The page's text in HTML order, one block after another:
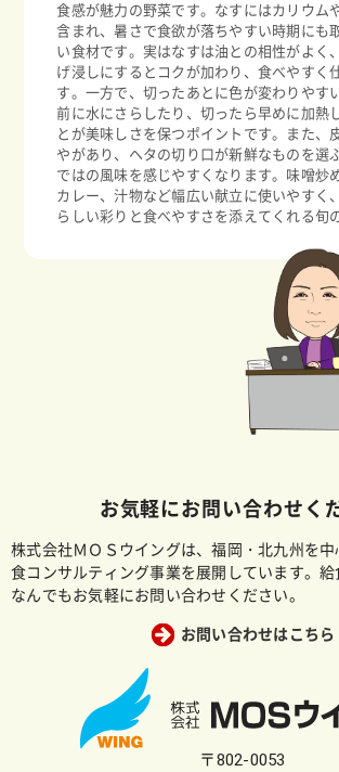
食感が魅力の野菜です。なすにはカリウム
含まれ、暑さで食欲が落ちやすい時期にも
い食材です。実はなすは油との相性がよく
げ浸しにするとコクが加わり、食べやすく
す。一方で、切ったあとに色が変わりやす
前に水にさらしたり、切ったら早めに加熱
とが美味しさを保つポイントです。また、
やがあり、ヘタの切り口が新鮮なものを選
ではの風味を感じやすくなります。味噌炒
カレー、汁物など幅広い献立に使いやすく
らしい彩りと食べやすさを添えてくれる旬
お気軽にお問い合わせく
株式会社ＭＯＳウイングは、福岡・北九州を
食コンサルティング事業を展開しています。給
なんでもお気軽にお問い合わせください。
お問い合わせはこちら
〒802-0053